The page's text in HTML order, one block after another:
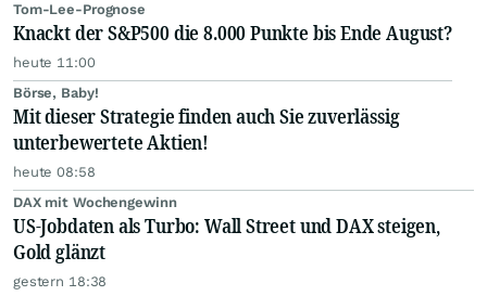
Tom-Lee-Prognose
Knackt der S&P500 die 8.000 Punkte bis Ende August?
heute 11:00
Börse, Baby!
Mit dieser Strategie finden auch Sie zuverlässig
unterbewertete Aktien!
heute 08:58
DAX mit Wochengewinn
US-Jobdaten als Turbo: Wall Street und DAX steigen,
Gold glänzt
gestern 18:38